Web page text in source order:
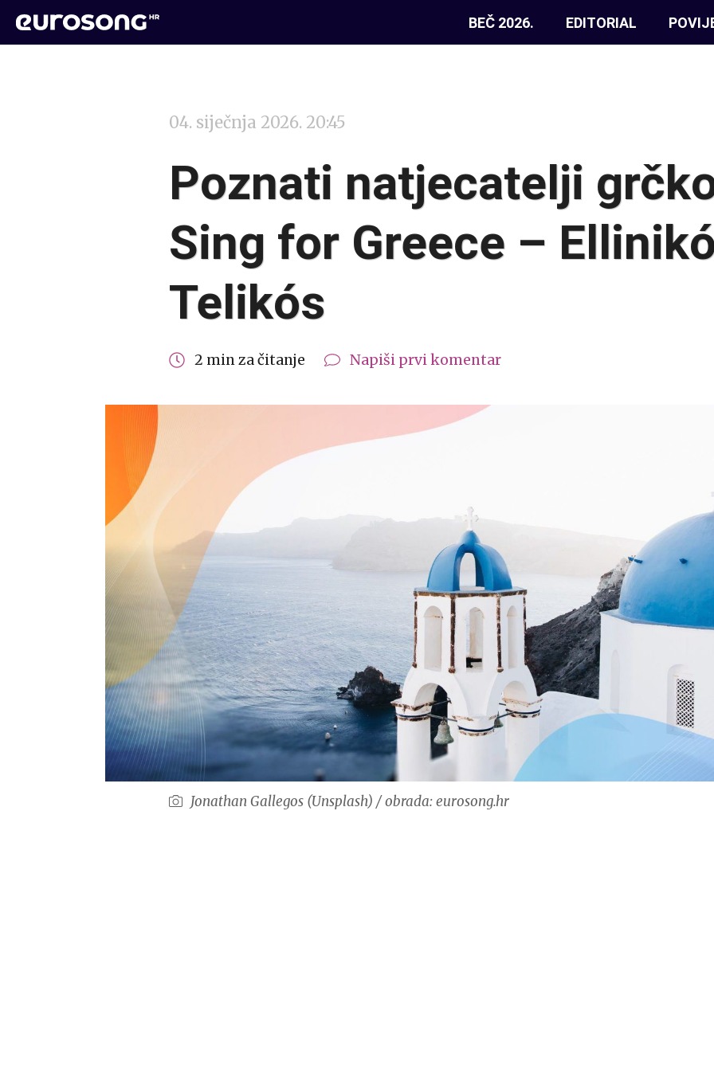
BEČ 2026. EDITORIAL
04. siječnja 2026. 20:45
Poznati natjecatelji
Sing for Greece –
Telikós
2 min za čitanje Napiši prvi komentar
Jonathan Gallegos (Unsplash) / obrada: eurosong.hr